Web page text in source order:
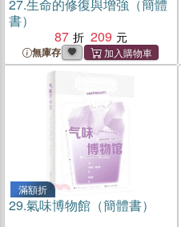
27.生命的修復與增強（簡體
書）
87
209
無庫存
滿額折
29.氣味博物館（簡體書）